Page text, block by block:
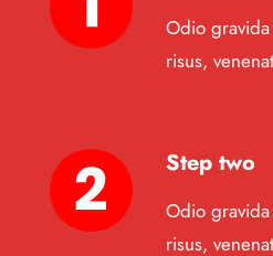
Odio
risus,
Step two
Odio
risus,